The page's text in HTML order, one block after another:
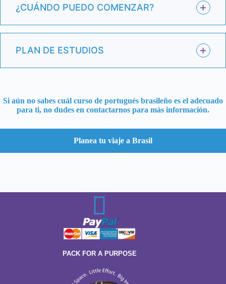
¿CUÁNDO PUEDO COMENZAR?
PLAN DE ESTUDIOS
Si aún no sabes cuál curso de portugués brasileño es el adecuado
para ti, no dudes en contactarnos para más información.
Planea tu viaje a Brasil
PACK FOR A PURPOSE